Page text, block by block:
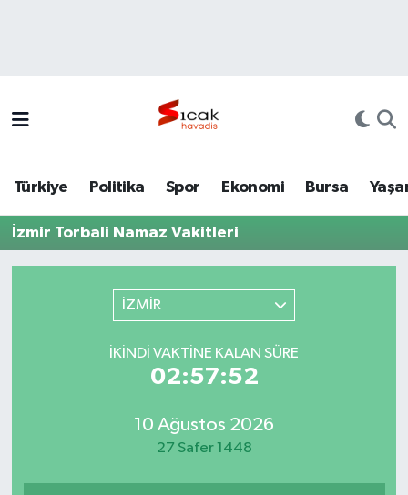
Türkiye Politika Spor Ekonomi Bursa
İzmir Torbali Namaz Vakitleri
İZMİR
İKINDI VAKTINE KALAN SÜRE
02:57:52
10 Ağustos 2026
27 Safer 1448
Politika
Sağlık
Tüm Manşetler
Son Dakika Haberleri
Haber Arşivi